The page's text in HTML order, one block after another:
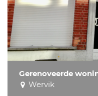
Gerenoveerde
Wervik